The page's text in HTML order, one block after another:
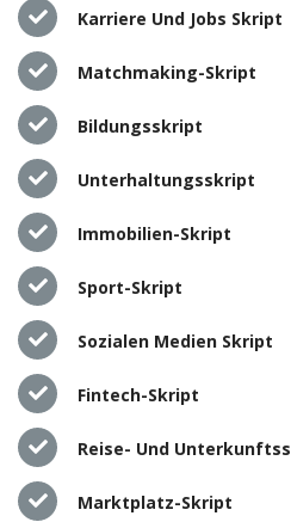
Karriere Und Jobs Skript
Matchmaking-Skript
Bildungsskript
Unterhaltungsskript
Immobilien-Skript
Sport-Skript
Sozialen Medien Skript
Fintech-Skript
Reise- Und
Marktplatz-Skript